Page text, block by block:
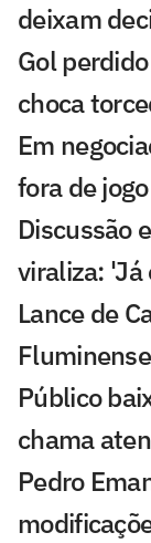
deixam
Gol
choca
Em
fora de
Discussão
viraliza:
Lance de
Público
chama
Pedro